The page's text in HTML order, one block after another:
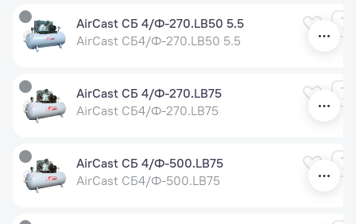
AirCast СБ 4/Ф-270.LB50 5.5
AirCast СБ4/Ф-270.LB50 5.5
AirCast СБ 4/Ф-270.LB75
AirCast СБ4/Ф-270.LB75
AirCast СБ 4/Ф-500.LB75
AirCast СБ4/Ф-500.LB75